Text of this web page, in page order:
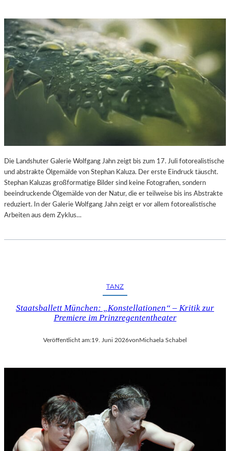
Die Landshuter Galerie Wolfgang Jahn zeigt bis zum 17. Juli fotorealistische
und abstrakte Ölgemälde von Stephan Kaluza. Der erste Eindruck täuscht.
Stephan Kaluzas großformatige Bilder sind keine Fotografien, sondern
beeindruckende Ölgemälde von der Natur, die er teilweise bis ins Abstrakte
reduziert. In der Galerie Wolfgang Jahn zeigt er vor allem fotorealistische
Arbeiten aus dem Zyklus…
TANZ
Staatsballett München: „Konstellationen“ – Kritik zur
Premiere im Prinzregententheater
Veröffentlicht am:19. Juni 2026vonMichaela Schabel